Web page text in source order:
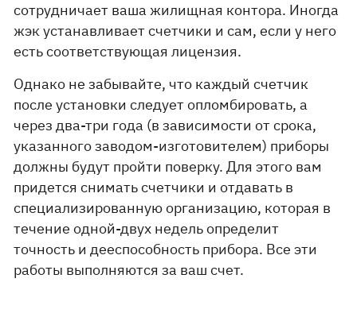
сотрудничает ваша жилищная контора. Иногда
жэк устанавливает счетчики и сам, если у него
есть соответствующая лицензия.
Однако не забывайте, что каждый счетчик
после установки следует опломбировать, а
через два-три года (в зависимости от срока,
указанного заводом-изготовителем) приборы
должны будут пройти поверку. Для этого вам
придется снимать счетчики и отдавать в
специализированную организацию, которая в
течение одной-двух недель определит
точность и дееспособность прибора. Все эти
работы выполняются за ваш счет.